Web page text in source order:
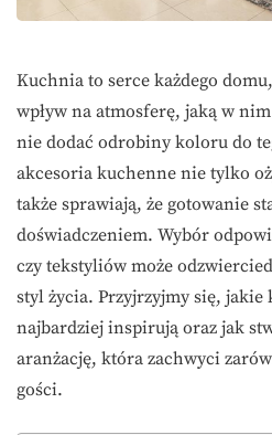
Kuchnia to serce każdego
wpływ na atmosferę, jaką w
nie dodać odrobiny koloru do
akcesoria kuchenne nie tylko
także sprawiają, że gotowanie
doświadczeniem. Wybór
czy tekstyliów może
styl życia. Przyjrzyjmy się,
najbardziej inspirują oraz jak
aranżację, która zachwyci
gości.